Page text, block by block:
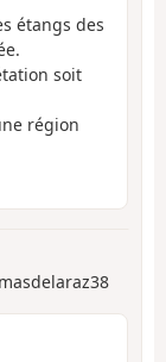
étangs des
soit
région
masdelaraz38